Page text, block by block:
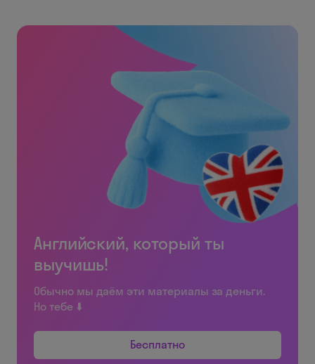
Английский, который ты
выучишь!
Обычно мы даём эти материалы за деньги.
Но тебе ⬇️
Бесплатно